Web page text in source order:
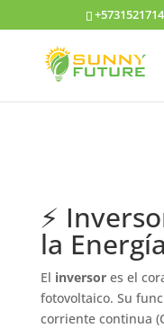
⚡
la
El inversores el
fotovoltaico. Su
corriente continua